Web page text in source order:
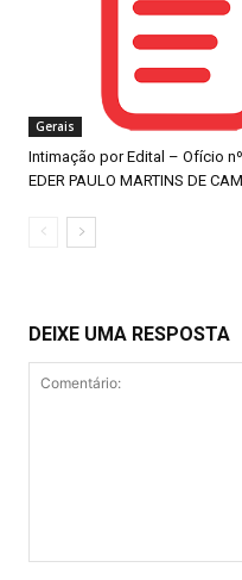
Gerais
Intimação por Edital – Ofício
EDER PAULO MARTINS DE
DEIXE UMA RESPOSTA